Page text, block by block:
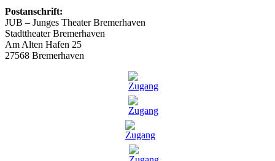
Postanschrift:
JUB – Junges Theater Bremerhaven
Stadttheater Bremerhaven
Am Alten Hafen 25
27568 Bremerhaven